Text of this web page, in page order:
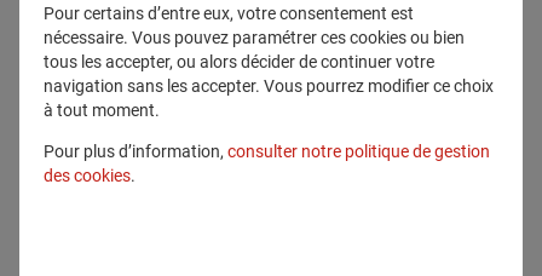
Voir en plein écran
Pour certains d’entre eux, votre consentement est
nécessaire. Vous pouvez paramétrer ces cookies ou bien
tous les accepter, ou alors décider de continuer votre
navigation sans les accepter. Vous pourrez modifier ce choix
à tout moment.
Pour plus d’information, consulter notre politique de gestion
des cookies.